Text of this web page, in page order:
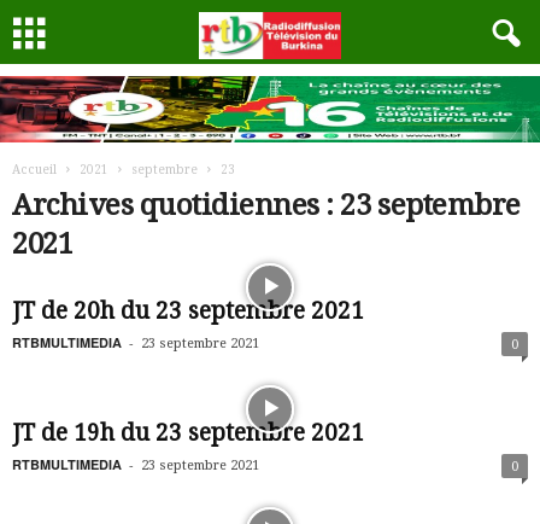
Accueil 2021 septembre 23
Archives quotidiennes : 23 septembre
2021
JT de 20h du 23 septembre 2021
RTBMULTIMEDIA - 23 septembre 2021 0
JT de 19h du 23 septembre 2021
RTBMULTIMEDIA - 23 septembre 2021 0